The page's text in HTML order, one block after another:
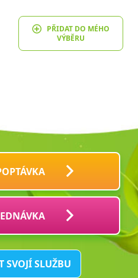
PŘIDAT DO MÉHO
VÝBĚRU
SVOJÍ SLUŽBU